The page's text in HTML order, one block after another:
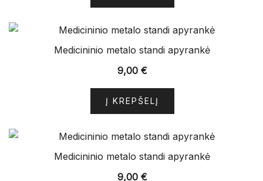
Medicininio metalo standi apyrankė
9,00 €
Į KREPŠELĮ
Medicininio metalo standi apyrankė
9,00 €